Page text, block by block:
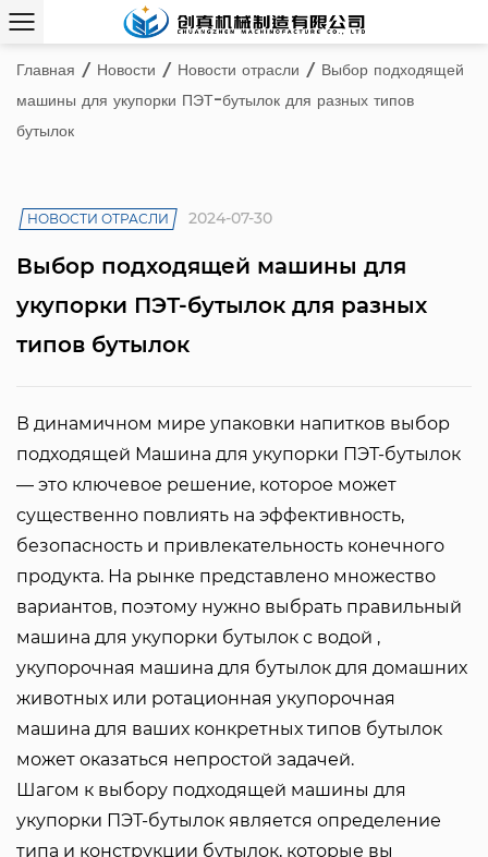
Главная / Новости / Новости отрасли / Выбор подходящей
машины для укупорки ПЭТ-бутылок для разных типов
бутылок
НОВОСТИ ОТРАСЛИ 2024-07-30
Выбор подходящей машины для
укупорки ПЭТ-бутылок для разных
типов бутылок
В динамичном мире упаковки напитков выбор
подходящей Машина для укупорки ПЭТ-бутылок
— это ключевое решение, которое может
существенно повлиять на эффективность,
безопасность и привлекательность конечного
продукта. На рынке представлено множество
вариантов, поэтому нужно выбрать правильный
машина для укупорки бутылок с водой ,
укупорочная машина для бутылок для домашних
животных или ротационная укупорочная
машина для ваших конкретных типов бутылок
может оказаться непростой задачей.
Шагом к выбору подходящей машины для
укупорки ПЭТ-бутылок является определение
типа и конструкции бутылок, которые вы